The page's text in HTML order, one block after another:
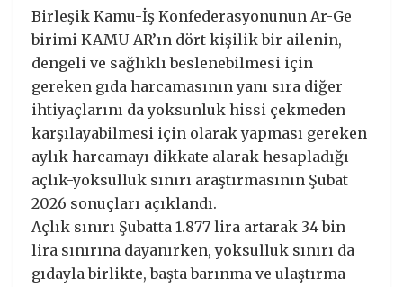
Birleşik Kamu-İş Konfederasyonunun Ar-Ge
birimi KAMU-AR’ın dört kişilik bir ailenin,
dengeli ve sağlıklı beslenebilmesi için
gereken gıda harcamasının yanı sıra diğer
ihtiyaçlarını da yoksunluk hissi çekmeden
karşılayabilmesi için olarak yapması gereken
aylık harcamayı dikkate alarak hesapladığı
açlık-yoksulluk sınırı araştırmasının Şubat
2026 sonuçları açıklandı.
Açlık sınırı Şubatta 1.877 lira artarak 34 bin
lira sınırına dayanırken, yoksulluk sınırı da
gıdayla birlikte, başta barınma ve ulaştırma